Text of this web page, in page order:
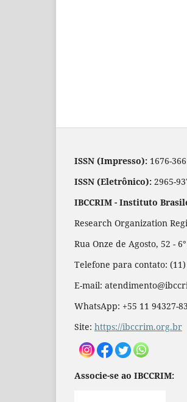
ISSN (Impresso): 1676-
ISSN (Eletrônico): 2965-
IBCCRIM - Instituto
Research Organization
Rua Onze de Agosto, 52 -
Telefone para contato: (11)
E-mail:
WhatsApp: +55 11 94327-
Site: https://ibccrim.org.br
Associe-se ao IBCCRIM: